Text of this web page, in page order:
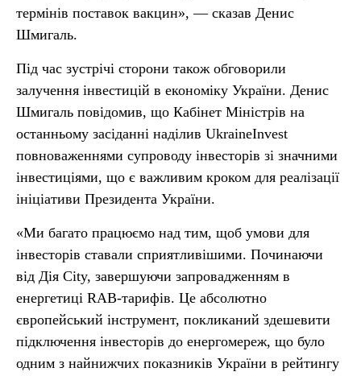
термінів поставок вакцин», — сказав Денис
Шмигаль.
Під час зустрічі сторони також обговорили
залучення інвестицій в економіку України. Денис
Шмигаль повідомив, що Кабінет Міністрів на
останньому засіданні наділив UkraineInvest
повноваженнями супроводу інвесторів зі значними
інвестиціями, що є важливим кроком для реалізації
ініціативи Президента України.
«Ми багато працюємо над тим, щоб умови для
інвесторів ставали сприятливішими. Починаючи
від Дія City, завершуючи запровадженням в
енергетиці RAB-тарифів. Це абсолютно
європейський інструмент, покликаний здешевити
підключення інвесторів до енергомереж, що було
одним з найнижчих показників України в рейтингу